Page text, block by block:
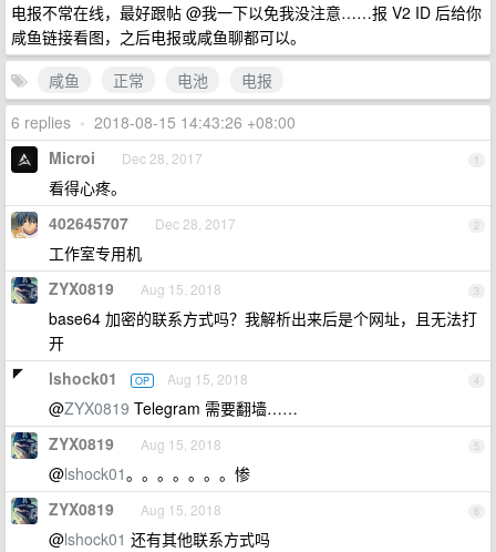
电报不常在线，最好跟帖 @我一下以免我没注意……报 V2 ID 后给你
咸鱼链接看图，之后电报或咸鱼聊都可以。
咸鱼
正常 电池
电报
6 replies • 2018-08-15 14:43:26 +08:00
1
Microi Dec 28, 2017
看得心疼。
2
402645707 Dec 28, 2017
工作室专用机
3
ZYX0819 Aug 15, 2018
base64 加密的联系方式吗？我解析出来后是个网址，且无法打
开
4
lshock01 OP Aug 15, 2018
@ZYX0819 Telegram 需要翻墙……
5
ZYX0819 Aug 15, 2018
@lshock01。。。。。。。惨
6
ZYX0819 Aug 15, 2018
@lshock01 还有其他联系方式吗